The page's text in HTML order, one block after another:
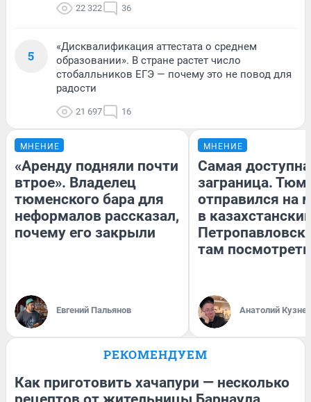
22 322 36
5
«Дисквалификация аттестата о среднем
образовании». В стране растет число
стобалльников ЕГЭ — почему это не повод для
радости
21 697 16
МНЕНИЕ
«Аренду подняли почти
втрое». Владелец
тюменского бара для
неформалов рассказал,
почему его закрыли
Евгений Пальянов
МНЕНИЕ
Самая
заграница.
отправился на
в
там посмотреть
Анатолий
РЕКОМЕНДУЕМ
Как приготовить хачапури — несколько